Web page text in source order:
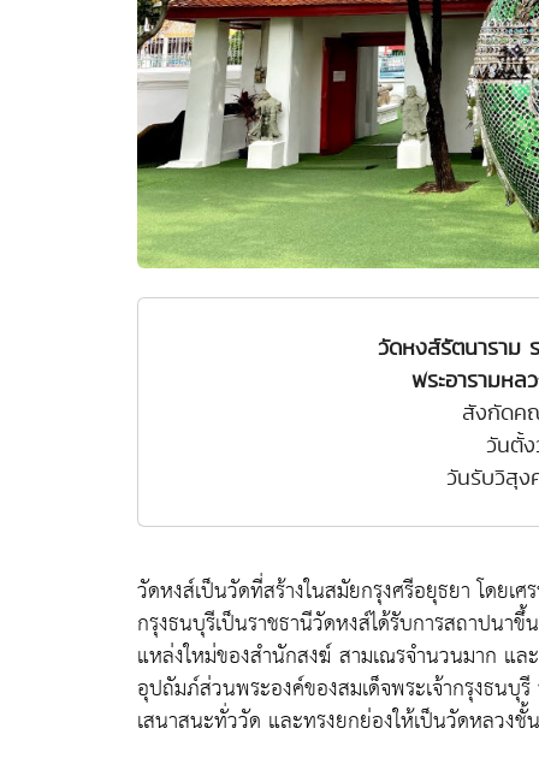
วัดหงส์รัตนาราม
พระอารามหล
สังกัดค
วันตั้
วันรับวิสุง
วัดหงส์เป็นวัดที่สร้างในสมัยกรุงศรีอยุธยา โดยเ
กรุงธนบุรีเป็นราชธานีวัดหงส์ได้รับการสถาปนา
แหล่งใหม่ของสำนักสงฆ์ สามเณรจำนวนมาก แ
อุปถัมภ์ส่วนพระองค์ของสมเด็จพระเจ้ากรุงธนบุ
เสนาสนะทั่ววัด และทรงยกย่องให้เป็นวัดหลวง